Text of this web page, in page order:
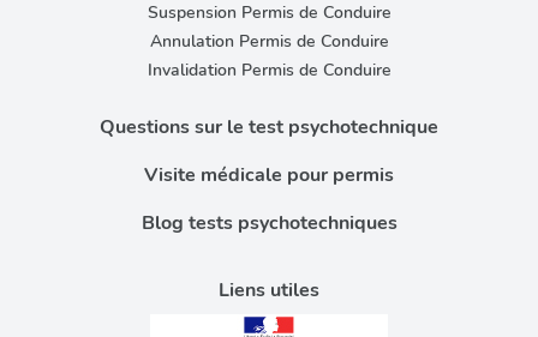
Liens utiles
Suspension Permis de Conduire
Annulation Permis de Conduire
Invalidation Permis de Conduire
Questions sur le test psychotechnique
Visite médicale pour permis
Blog tests psychotechniques